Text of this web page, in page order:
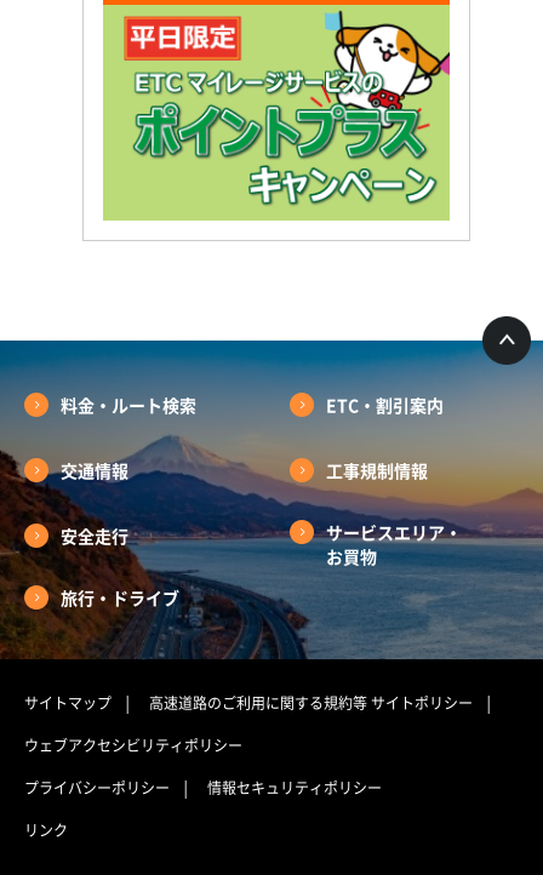
料金・ルート検索 ETC・割引案内
交通情報 工事規制情報
安全走行
サービスエリア・
お買物
旅行・ドライブ
サイトマップ 高速道路のご利用に関する規約等サイトポリシー
ウェブアクセシビリティポリシー
プライバシーポリシー
情報セキュリティポリシー
リンク